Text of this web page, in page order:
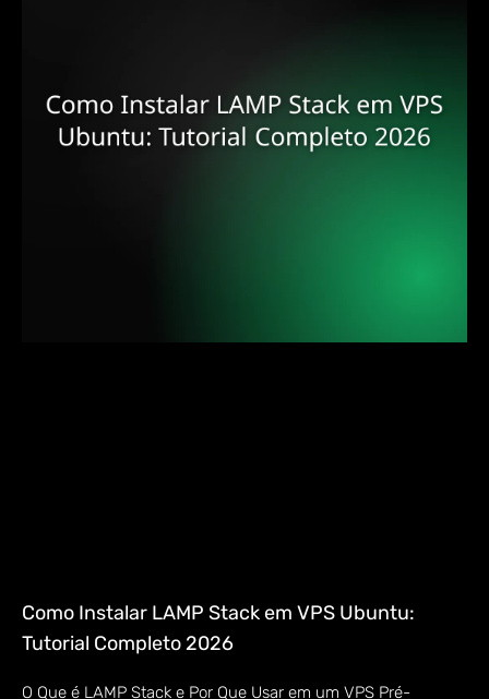
Como Instalar LAMP Stack em VPS Ubuntu:
Tutorial Completo 2026
O Que é LAMP Stack e Por Que Usar em um VPS Pré-